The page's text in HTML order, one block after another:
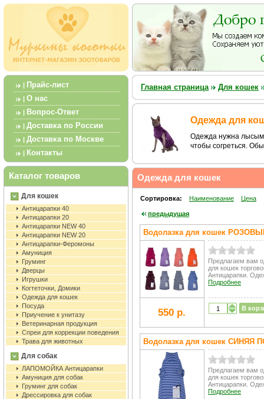
| Прайс-лист
| О нас
| Вопрос-Ответ
| Доставка по России
| Доставка по Москве
| Контакты
Каталог товаров
Для кошек
Антицарапки 40
Антицарапки 20
Антицарапки NEW 40
Антицарапки NEW 20
Антицарапки-Феромоны
Амуниция
Груминг
Дверцы
Игрушки
Когтеточки, Домики
Одежда для кошек
Посуда
Приучение к унитазу
Ветеринарная продукция
Спреи для коррекции поведения
Трава для животных
Для собак
ЛАПОМОЙКА Антицарапки
Амуниция для собак
Груминг для собак
Дрессировка для собак
Главная страница Для кошек
Одежда для
Одежда нужна лысым
чтобы согреться.
Одежда для кошек
Сортировка: Наименование Цена
предыдущая
Водолазка для кошек
Предлагаем вам
для кошек
Антицарапки.
Подробнее
550 р. В
Водолазка для кошек СИНЯЯ
Предлагаем вам
для кошек
Антицарапки.
Подробнее